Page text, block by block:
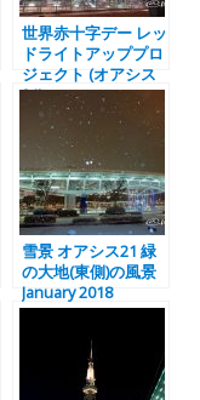
世界赤十字デー レッ
ドライトアッププロ
ジェクト (オアシス
21)
雪景 オアシス21 緑
の大地(東側)の風景
January 2018